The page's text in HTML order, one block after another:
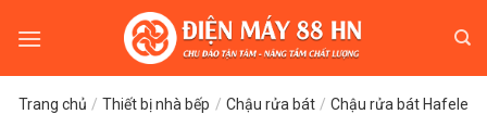
Trang chủ / Thiết bị nhà bếp / Chậu rửa bát / Chậu rửa bát Hafele